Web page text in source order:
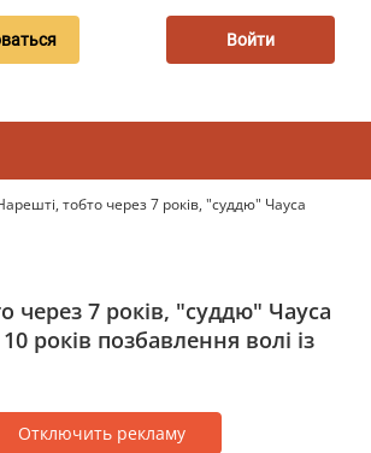
Войти
тобто через 7 років, "суддю" Чауса
через 7 років, "суддю" Чауса
років позбавлення волі із
Отключить рекламу